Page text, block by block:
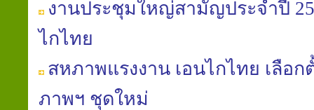
งานประชุมใหญ่สามัญประจำปี
ไกไทย
สหภาพแรงงาน เอนไกไทย เลือ
ภาพฯ ชุดใหม่